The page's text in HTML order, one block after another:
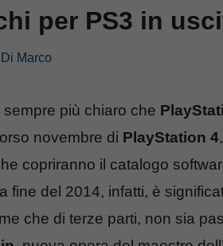
per PS3 in
Marco
sempre più chiaro che
novembre di PlayStation 4
copriranno il catalogo
fine del 2014, infatti, è
che di terze parti, non sia